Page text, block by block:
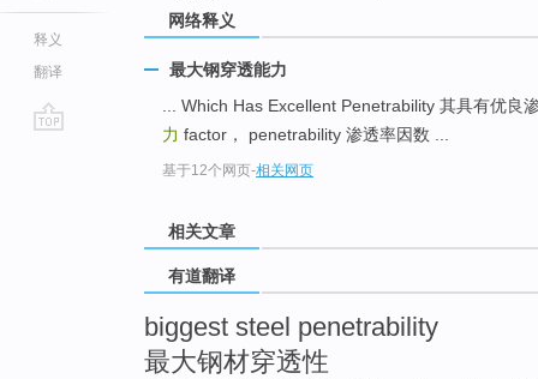
释义
翻译
网络释义
最大钢穿透能力
... Which Has Excellent Penetrability 其具有优良
力 factor， penetrability 渗透率因数 ...
基于12个网页-相关网页
相关文章
有道翻译
biggest steel penetrability
最大钢材穿透性